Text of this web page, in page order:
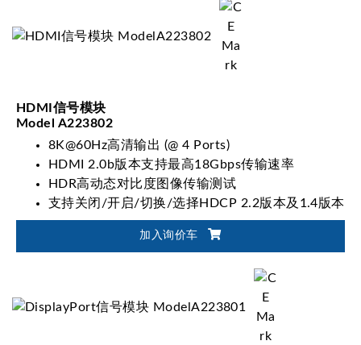
HDMI信号模块
Model A223802
8K@60Hz高清输出 (@ 4 Ports)
HDMI 2.0b版本支持最高18Gbps传输速率
HDR高动态对比度图像传输测试
支持关闭/开启/切换/选择HDCP 2.2版本及1.4版本
加入询价车